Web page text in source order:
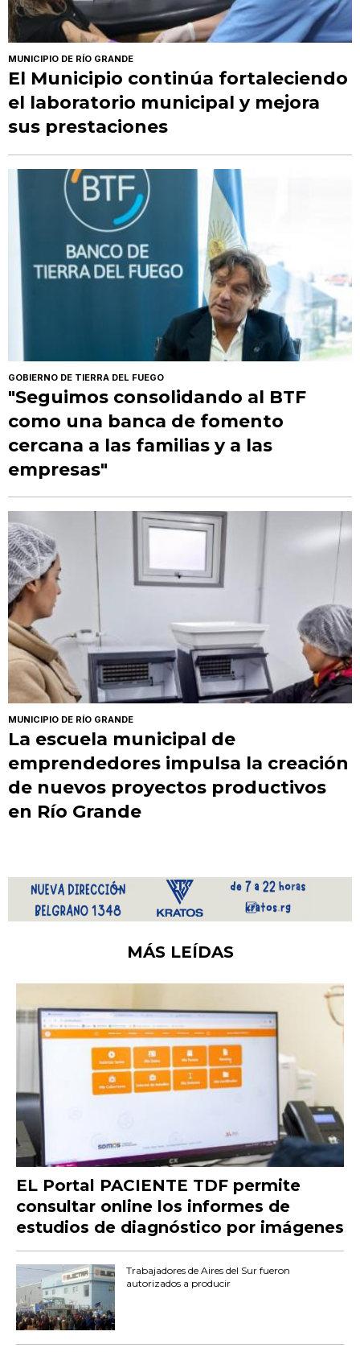
MUNICIPIO DE RÍO GRANDE
El Municipio continúa fortaleciendo
el laboratorio municipal y mejora
sus prestaciones
GOBIERNO DE TIERRA DEL FUEGO
"Seguimos consolidando al BTF
como una banca de fomento
cercana a las familias y a las
empresas"
MUNICIPIO DE RÍO GRANDE
La escuela municipal de
emprendedores impulsa la creación
de nuevos proyectos productivos
en Río Grande
MÁS LEÍDAS
EL Portal PACIENTE TDF permite
consultar online los informes de
estudios de diagnóstico por imágenes
Trabajadores de Aires del Sur fueron
autorizados a producir